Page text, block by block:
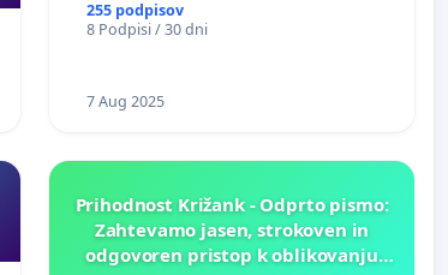
255 podpisov
8 Podpisi / 30 dni
7 Aug 2025
Prihodnost Križank - Odprto pismo:
Zahtevamo jasen, strokoven in
odgovoren pristop k oblikovanju